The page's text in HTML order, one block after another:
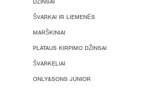
ŠVARKAI IR LIEMENĖS
MARŠKINIAI
PLATAUS KIRPIMO DŽINSAI
ŠVARKELIAI
ONLY&SONS JUNIOR